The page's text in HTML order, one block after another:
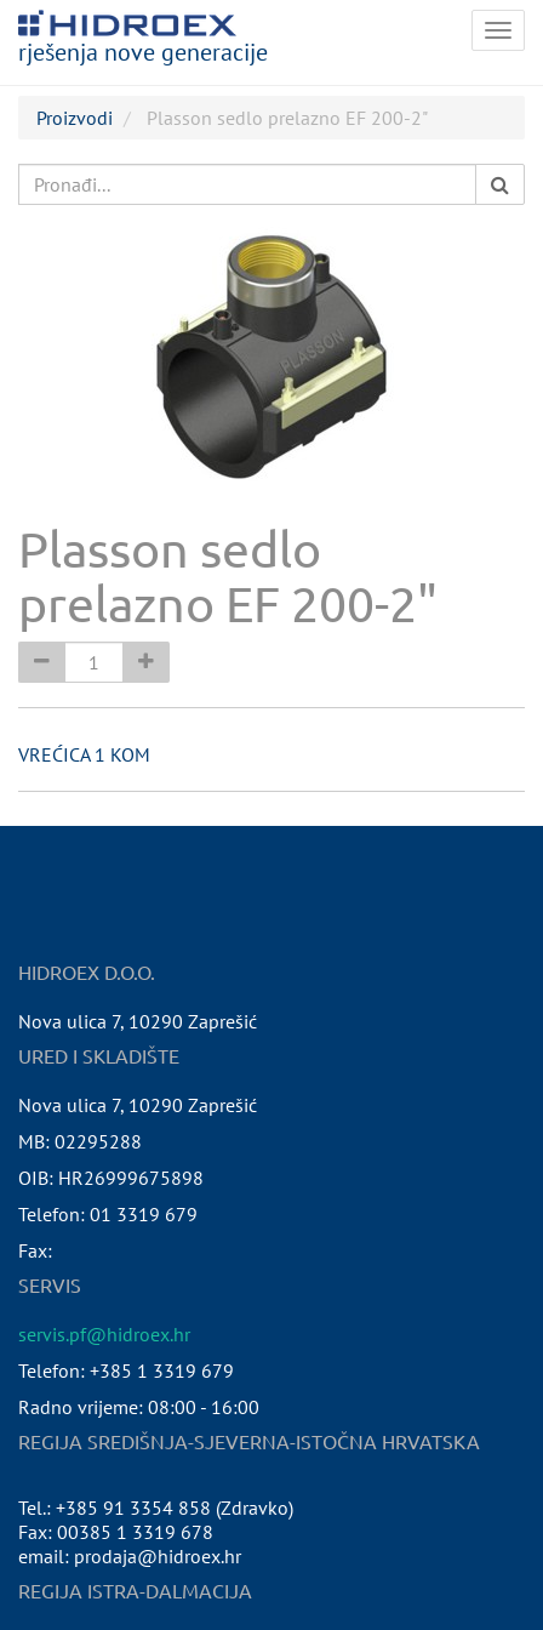
rješenja nove generacije
Proizvodi Plasson sedlo prelazno EF 200-2"
Plasson sedlo
prelazno EF 200-2"
VREĆICA 1 KOM
HIDROEX D.O.O.
Nova ulica 7, 10290 Zaprešić
URED I SKLADIŠTE
Nova ulica 7, 10290 Zaprešić
MB: 02295288
OIB: HR26999675898
Telefon: 01 3319 679
Fax:
SERVIS
servis.pf@hidroex.hr
Telefon: +385 1 3319 679
Radno vrijeme: 08:00 - 16:00
REGIJA SREDIŠNJA-SJEVERNA-ISTOČNA HRVATSKA
Tel.: +385 91 3354 858 (Zdravko)
Fax: 00385 1 3319 678
email: prodaja@hidroex.hr
REGIJA ISTRA-DALMACIJA